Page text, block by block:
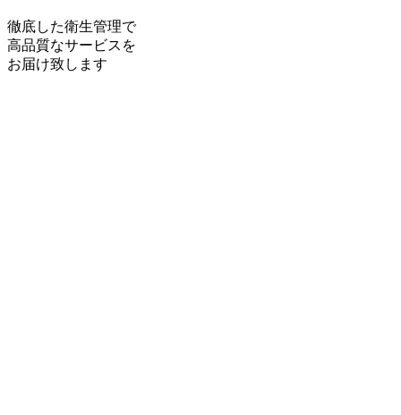
徹底した衛生管理で
高品質なサービスを
お届け致します